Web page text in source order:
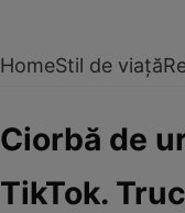
HomeStil de viață
Ciorbă de
TikTok.